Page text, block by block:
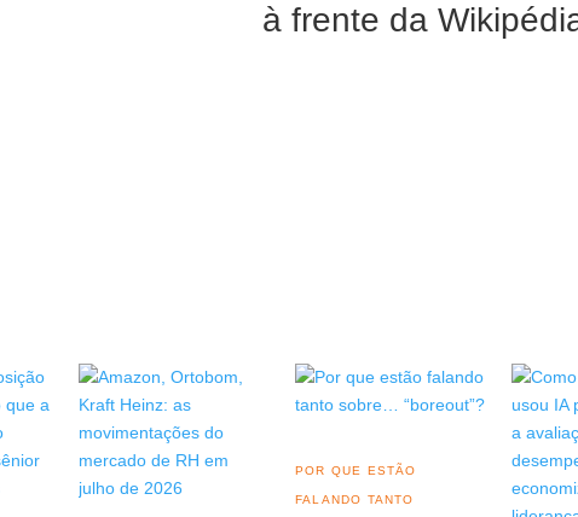
à frente da
POR QUE ESTÃO
FALANDO TANTO